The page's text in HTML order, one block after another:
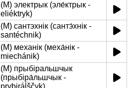
(M) электрык (эле́ктрык -
eliéktryk)
(M) сантэхнік (сантэ́хнік -
santéchnik)
(M) механік (меха́нік -
miechánik)
(M) прыбіральшчык
(прыбіра́льшчык -
prybiráĺščyk)